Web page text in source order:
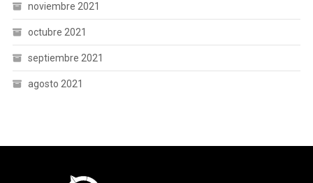
noviembre 2021
octubre 2021
septiembre 2021
agosto 2021